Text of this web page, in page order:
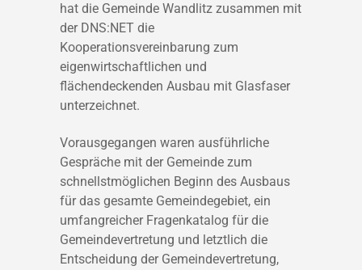
hat die Gemeinde Wandlitz zusammen mit
der DNS:NET die
Kooperationsvereinbarung zum
eigenwirtschaftlichen und
flächendeckenden Ausbau mit Glasfaser
unterzeichnet.
Vorausgegangen waren ausführliche
Gespräche mit der Gemeinde zum
schnellstmöglichen Beginn des Ausbaus
für das gesamte Gemeindegebiet, ein
umfangreicher Fragenkatalog für die
Gemeindevertretung und letztlich die
Entscheidung der Gemeindevertretung,